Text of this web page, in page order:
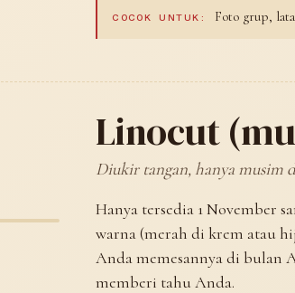
COCOK UNTUK: Foto grup,
Linocut
Diukir tangan, hanya musim
Hanya tersedia 1 November
warna (merah di krem atau
Anda memesannya di bulan
memberi tahu Anda.